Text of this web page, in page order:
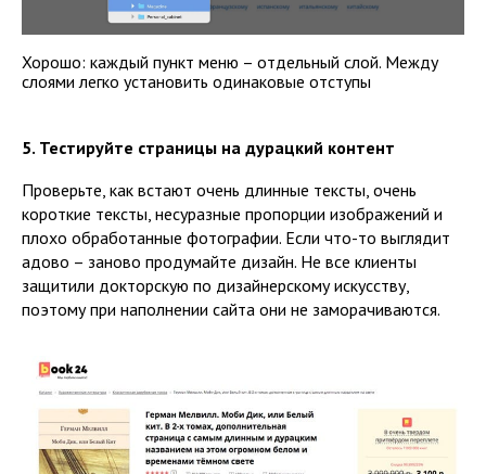
Хорошо: каждый пункт меню – отдельный слой. Между
слоями легко установить одинаковые отступы
5. Тестируйте страницы на дурацкий контент
Проверьте, как встают очень длинные тексты, очень
короткие тексты, несуразные пропорции изображений и
плохо обработанные фотографии. Если что-то выглядит
адово – заново продумайте дизайн. Не все клиенты
защитили докторскую по дизайнерскому искусству,
поэтому при наполнении сайта они не заморачиваются.